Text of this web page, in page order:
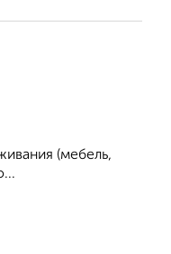
(мебель,